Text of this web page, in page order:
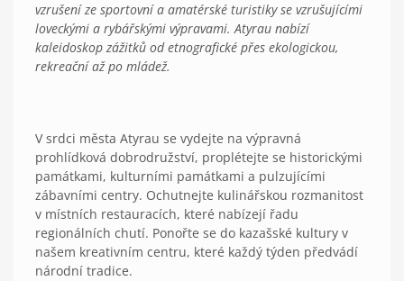
vzrušení ze sportovní a amatérské turistiky se vzrušujícími
loveckými a rybářskými výpravami. Atyrau nabízí
kaleidoskop zážitků od etnografické přes ekologickou,
rekreační až po mládež.
V srdci města Atyrau se vydejte na výpravná
prohlídková dobrodružství, proplétejte se historickými
památkami, kulturními památkami a pulzujícími
zábavními centry. Ochutnejte kulinářskou rozmanitost
v místních restauracích, které nabízejí řadu
regionálních chutí. Ponořte se do kazašské kultury v
našem kreativním centru, které každý týden předvádí
národní tradice.